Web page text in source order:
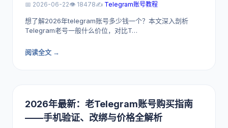
📅 2026-06-22👁️ 18478✍️ Telegram账号教程
想了解2026年telegram账号多少钱一个？本文深入剖析
Telegram老号一般什么价位，对比T…
阅读全文 →
2026年最新：老Telegram账号购买指南
——手机验证、改绑与价格全解析